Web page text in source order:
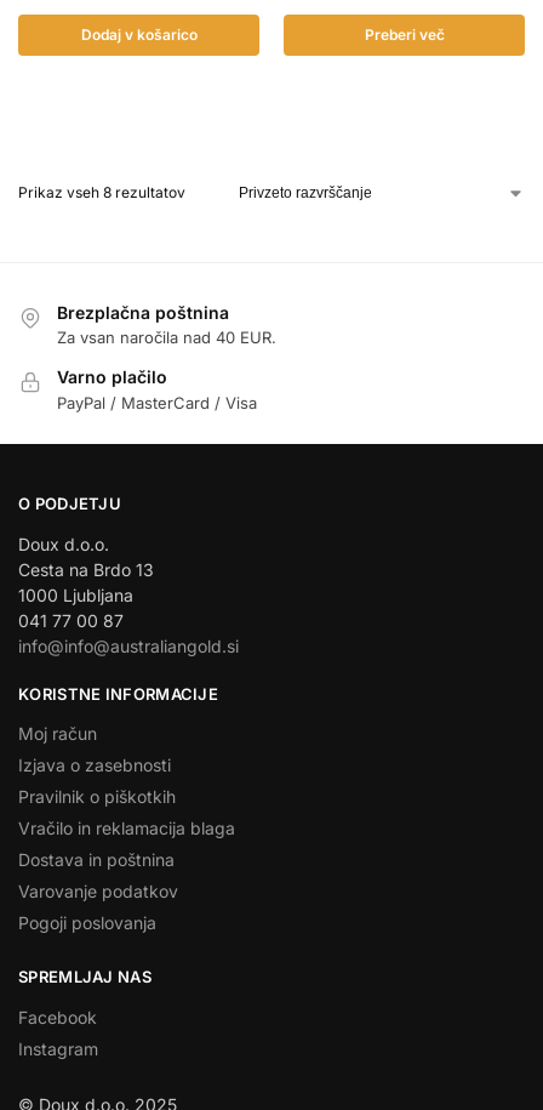
Dodaj v košarico Preberi več
Prikaz vseh 8 rezultatov
Brezplačna poštnina
Za vsan naročila nad 40 EUR.
Varno plačilo
PayPal / MasterCard / Visa
O PODJETJU
Doux d.o.o.
Cesta na Brdo 13
1000 Ljubljana
041 77 00 87
info@info@australiangold.si
KORISTNE INFORMACIJE
Moj račun
Izjava o zasebnosti
Pravilnik o piškotkih
Vračilo in reklamacija blaga
Dostava in poštnina
Varovanje podatkov
Pogoji poslovanja
SPREMLJAJ NAS
Facebook
Instagram
© Doux d.o.o. 2025